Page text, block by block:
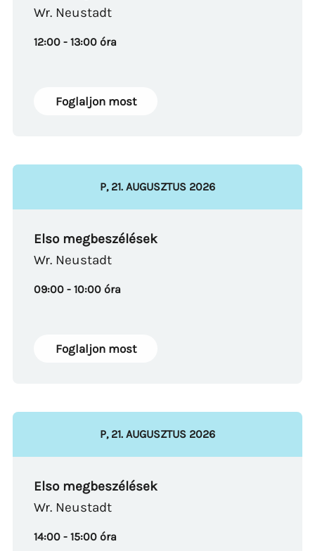
Wr. Neustadt
12:00 - 13:00 óra
Foglaljon most
P, 21. AUGUSZTUS 2026
Elso megbeszélések
Wr. Neustadt
09:00 - 10:00 óra
Foglaljon most
P, 21. AUGUSZTUS 2026
Elso megbeszélések
Wr. Neustadt
14:00 - 15:00 óra